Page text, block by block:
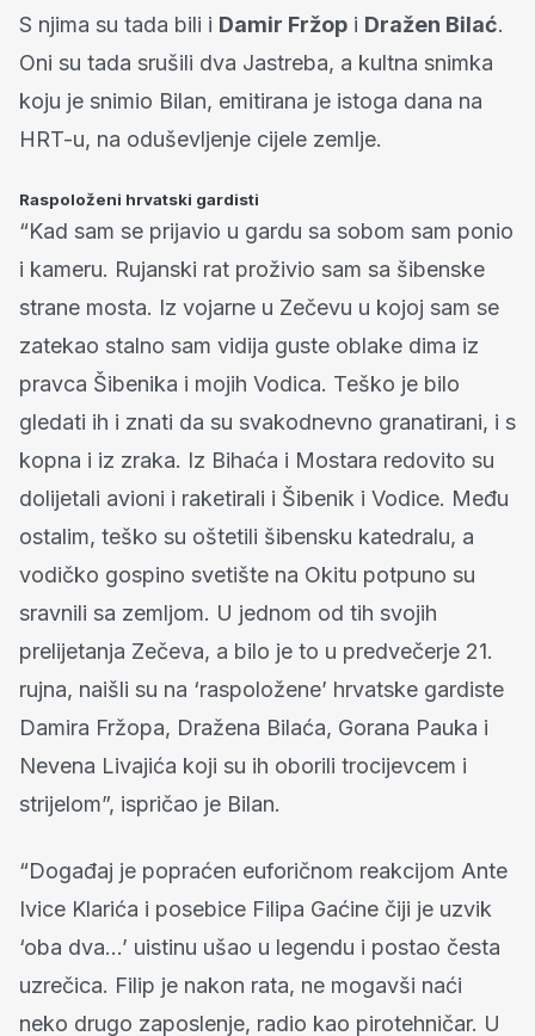
S njima su tada bili i Damir Fržop i Dražen Bilać.
Oni su tada srušili dva Jastreba, a kultna snimka
koju je snimio Bilan, emitirana je istoga dana na
HRT-u, na oduševljenje cijele zemlje.
Raspoloženi hrvatski gardisti
“Kad sam se prijavio u gardu sa sobom sam ponio
i kameru. Rujanski rat proživio sam sa šibenske
strane mosta. Iz vojarne u Zečevu u kojoj sam se
zatekao stalno sam vidija guste oblake dima iz
pravca Šibenika i mojih Vodica. Teško je bilo
gledati ih i znati da su svakodnevno granatirani, i s
kopna i iz zraka. Iz Bihaća i Mostara redovito su
dolijetali avioni i raketirali i Šibenik i Vodice. Među
ostalim, teško su oštetili šibensku katedralu, a
vodičko gospino svetište na Okitu potpuno su
sravnili sa zemljom. U jednom od tih svojih
prelijetanja Zečeva, a bilo je to u predvečerje 21.
rujna, naišli su na ‘raspoložene’ hrvatske gardiste
Damira Fržopa, Dražena Bilaća, Gorana Pauka i
Nevena Livajića koji su ih oborili trocijevcem i
strijelom”, ispričao je Bilan.
“Događaj je popraćen euforičnom reakcijom Ante
Ivice Klarića i posebice Filipa Gaćine čiji je uzvik
‘oba dva…’ uistinu ušao u legendu i postao česta
uzrečica. Filip je nakon rata, ne mogavši naći
neko drugo zaposlenje, radio kao pirotehničar. U